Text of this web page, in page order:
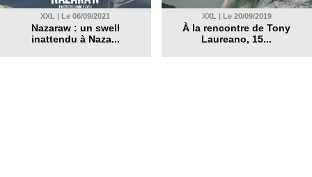
XXL | Le 06/09/2021
Nazaraw : un swell
inattendu à Naza...
XXL | Le 20/09/2019
À la rencontre de Tony
Laureano, 15...